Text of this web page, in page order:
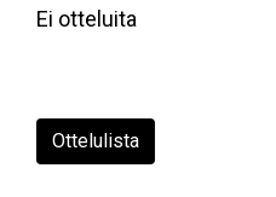
Ei otteluita
Ottelulista